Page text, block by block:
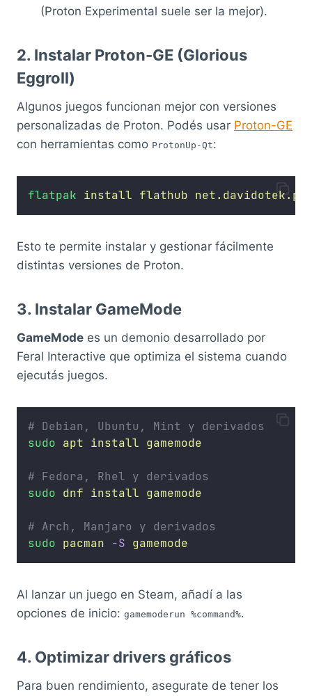
(Proton Experimental suele ser la mejor).
2. Instalar Proton-GE (Glorious
Eggroll)
Algunos juegos funcionan mejor con versiones
personalizadas de Proton. Podés usar Proton-GE
con herramientas como ProtonUp-Qt:
flatpak install flathub
Esto te permite instalar y gestionar fácilmente
distintas versiones de Proton.
3. Instalar GameMode
GameMode es un demonio desarrollado por
Feral Interactive que optimiza el sistema cuando
ejecutás juegos.
# Debian, Ubuntu, Mint y derivados
sudo apt install gamemode
# Fedora, Rhel y derivados
sudo dnf install gamemode
# Arch, Manjaro y derivados
sudo pacman -S gamemode
Al lanzar un juego en Steam, añadí a las
opciones de inicio: gamemoderun %command%.
4. Optimizar drivers gráficos
Para buen rendimiento, asegurate de tener los